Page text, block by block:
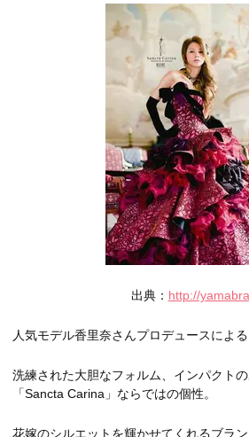
出典： http://
人気モデル香里奈さんプロデュースによる
洗練された大胆なフォルム、インパクト
「Sancta Carina」ならではの個性。
花嫁のシルエットを輝かせてくれるブラン